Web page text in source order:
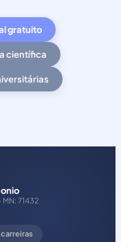
gratuito
científica
MN: 71432
carreiras